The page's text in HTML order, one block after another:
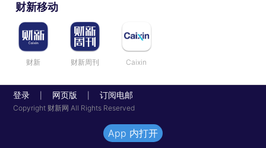
财新移动
财新 财新周刊 Caixin
登录 网页版 订阅电邮
Copyright 财新网 All Rights Reserved
App 内打开